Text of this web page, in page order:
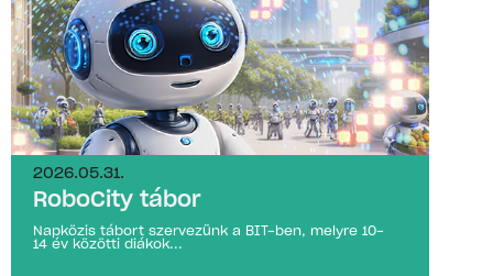
2026.05.31.
RoboCity tábor
Napközis tábort szervezünk a BIT-ben, melyre 10-
14 év közötti diákok...